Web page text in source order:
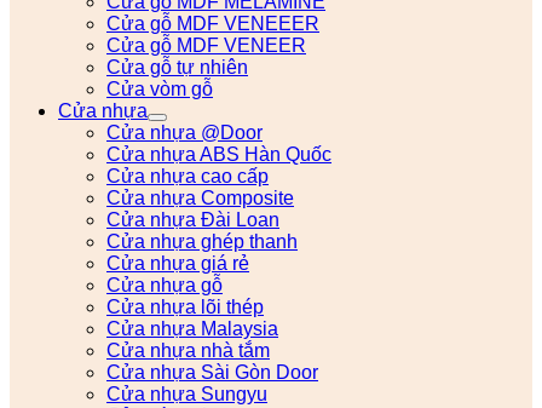
Cửa gỗ MDF VENEEER
Cửa gỗ MDF VENEER
Cửa gỗ tự nhiên
Cửa vòm gỗ
Cửa nhựa
Cửa nhựa @Door
Cửa nhựa ABS Hàn Quốc
Cửa nhựa cao cấp
Cửa nhựa Composite
Cửa nhựa Đài Loan
Cửa nhựa ghép thanh
Cửa nhựa giá rẻ
Cửa nhựa gỗ
Cửa nhựa lõi thép
Cửa nhựa Malaysia
Cửa nhựa nhà tắm
Cửa nhựa Sài Gòn Door
Cửa nhựa Sungyu